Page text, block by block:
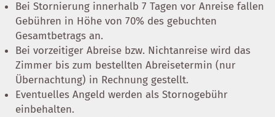
Bei Stornierung innerhalb 7 Tagen vor Anreise fallen
Gebühren in Höhe von 70% des gebuchten
Gesamtbetrags an.
Bei vorzeitiger Abreise bzw. Nichtanreise wird das
Zimmer bis zum bestellten Abreisetermin (nur
Übernachtung) in Rechnung gestellt.
Eventuelles Angeld werden als Stornogebühr
einbehalten.